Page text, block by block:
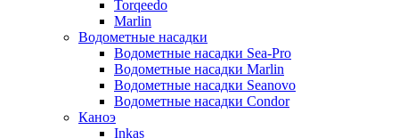
Torqeedo
Marlin
Водометные насадки
Водометные насадки Sea-Pro
Водометные насадки Marlin
Водометные насадки Seanovo
Водометные насадки Condor
Каноэ
Inkas